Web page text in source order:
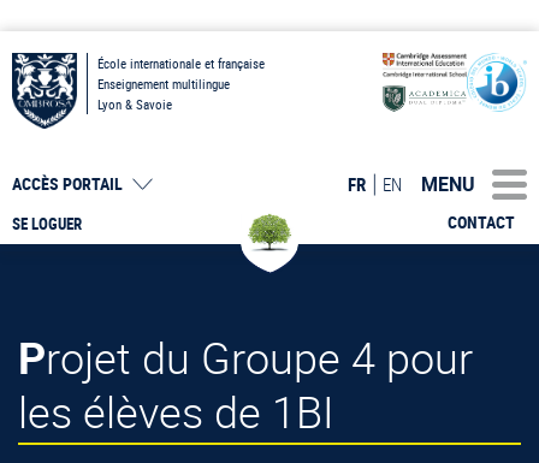
École internationale et française
Enseignement multilingue
Lyon & Savoie
SE LOGUER
ACCÈS PORTAIL
CONTACT
FR EN MENU
Projet du Groupe 4 pour
les élèves de 1BI